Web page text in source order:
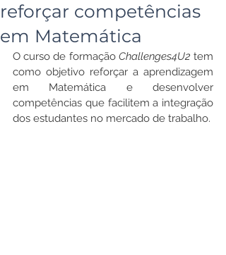
reforçar competências
em Matemática
O curso de formação Challenges4U2 tem
como objetivo reforçar a aprendizagem
em Matemática e desenvolver
competências que facilitem a integração
dos estudantes no mercado de trabalho.